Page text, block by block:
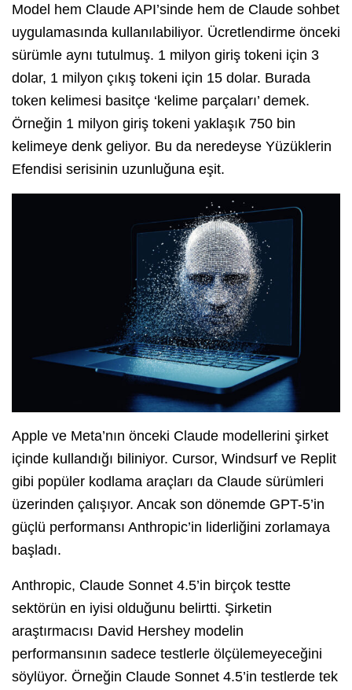
Model hem Claude API’sinde hem de Claude sohbet
uygulamasında kullanılabiliyor. Ücretlendirme önceki
sürümle aynı tutulmuş. 1 milyon giriş tokeni için 3
dolar, 1 milyon çıkış tokeni için 15 dolar. Burada
token kelimesi basitçe ‘kelime parçaları’ demek.
Örneğin 1 milyon giriş tokeni yaklaşık 750 bin
kelimeye denk geliyor. Bu da neredeyse Yüzüklerin
Efendisi serisinin uzunluğuna eşit.
Apple ve Meta’nın önceki Claude modellerini şirket
içinde kullandığı biliniyor. Cursor, Windsurf ve Replit
gibi popüler kodlama araçları da Claude sürümleri
üzerinden çalışıyor. Ancak son dönemde GPT-5’in
güçlü performansı Anthropic’in liderliğini zorlamaya
başladı.
Anthropic, Claude Sonnet 4.5’in birçok testte
sektörün en iyisi olduğunu belirtti. Şirketin
araştırmacısı David Hershey modelin
performansının sadece testlerle ölçülemeyeceğini
söylüyor. Örneğin Claude Sonnet 4.5’in testlerde tek